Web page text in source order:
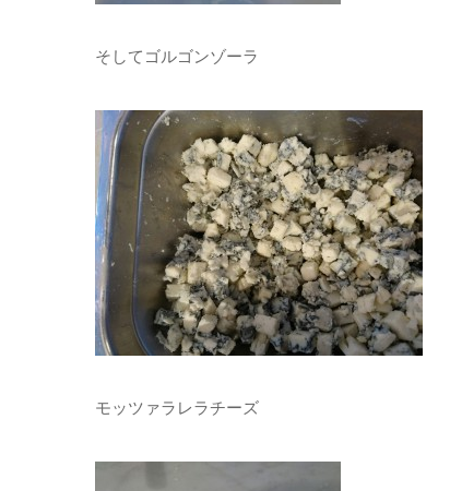
そしてゴルゴンゾーラ
モッツァラレラチーズ